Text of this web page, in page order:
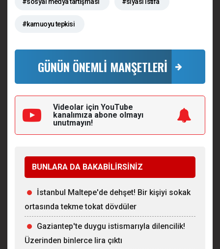
#kamuoyu tepkisi
GÜNÜN ÖNEMLİ MANŞETLERİ
Videolar için YouTube
kanalımıza abone olmayı
unutmayın!
BUNLARA DA BAKABİLİRSİNİZ
İstanbul Maltepe'de dehşet! Bir kişiyi sokak
ortasında tekme tokat dövdüler
Gaziantep'te duygu istismarıyla dilencilik!
Üzerinden binlerce lira çıktı